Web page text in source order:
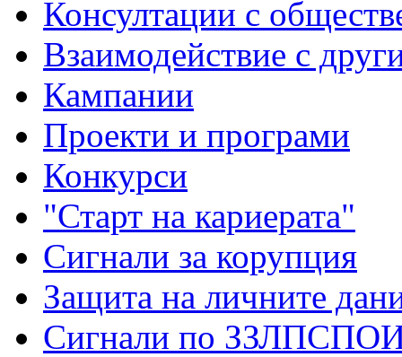
Консултации с
Взаимодействие с
Кампании
Проекти и програми
Конкурси
"Старт на кариерата"
Сигнали за корупция
Защита на личните
Сигнали по